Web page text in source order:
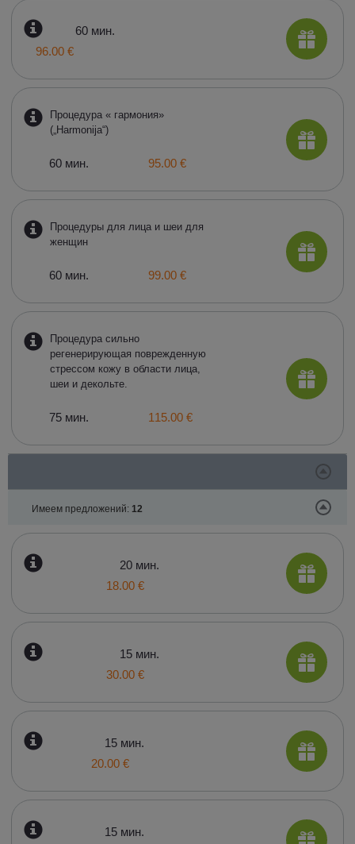
60 мин.
96.00 €
Процедура « гармония»
(„Harmonija“)
60 мин. 95.00 €
Процедуры для лица и шеи для
женщин
60 мин. 99.00 €
Процедура сильно
регенерирующая поврежденную
стрессом кожу в области лица,
шеи и декольте.
75 мин. 115.00 €
Имеем предложений: 12
20 мин.
18.00 €
15 мин.
30.00 €
15 мин.
20.00 €
15 мин.